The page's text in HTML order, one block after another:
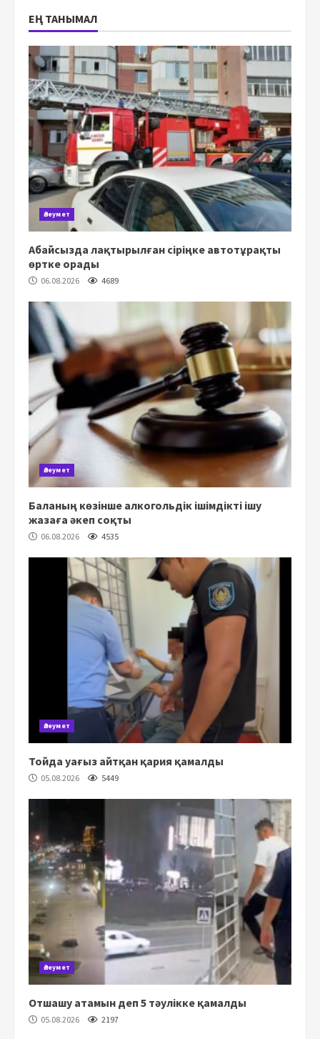
ЕҢ ТАНЫМАЛ
Әлеумет
Абайсызда лақтырылған сіріңке автотұрақты
өртке орады
06.08.2026 4689
Әлеумет
Баланың көзінше алкогольдік ішімдікті ішу
жазаға әкеп соқты
06.08.2026 4535
Әлеумет
Тойда уағыз айтқан қария қамалды
05.08.2026 5449
Әлеумет
Отшашу атамын деп 5 тәулікке қамалды
05.08.2026 2197